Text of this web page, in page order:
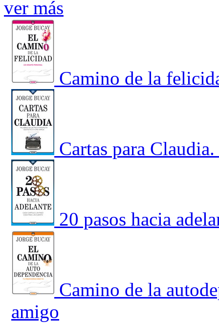
ver más
Camino de la
Cartas para
20 pasos hacia
Camino de la
amigo